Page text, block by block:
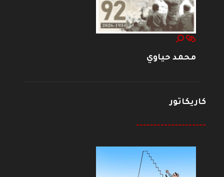
محمد حياوي
كاريكاتور
--------------------